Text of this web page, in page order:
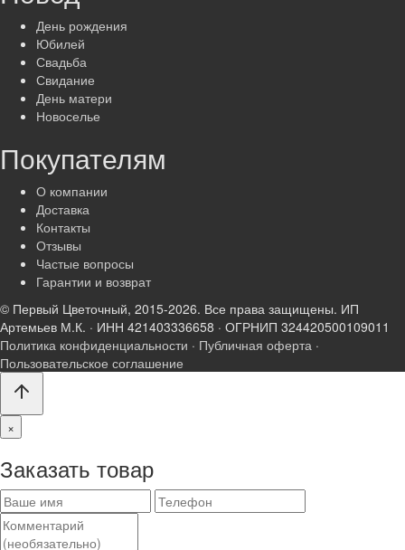
День рождения
Юбилей
Свадьба
Свидание
День матери
Новоселье
Покупателям
О компании
Доставка
Контакты
Отзывы
Частые вопросы
Гарантии и возврат
© Первый Цветочный, 2015-2026. Все права защищены. ИП
Артемьев М.К. · ИНН 421403336658 · ОГРНИП 324420500109011
Политика конфиденциальности · Публичная оферта ·
Пользовательское соглашение
×
Заказать товар
Ваше
имя
Телефон
Комментарий
(необязательно)